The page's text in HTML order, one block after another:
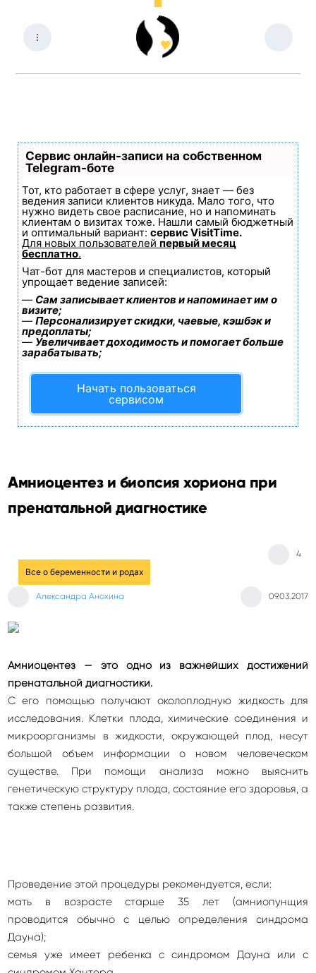
Сервис онлайн-записи на собственном
Telegram-боте
Тот, кто работает в сфере услуг, знает — без
ведения записи клиентов никуда. Мало того, что
нужно видеть свое расписание, но и напоминать
клиентам о визитах тоже. Нашли самый бюджетный
и оптимальный вариант: сервис VisitTime.
Для новых пользователей первый месяц
бесплатно.
Чат-бот для мастеров и специалистов, который
упрощает ведение записей:
— Сам записывает клиентов и напоминает им о
визите;
— Персонализирует скидки, чаевые, кэшбэк и
предоплаты;
— Увеличивает доходимость и помогает больше
зарабатывать;
Начать пользоваться
сервисом
Амниоцентез и биопсия хориона при
пренатальной диагностике
Все о беременности и родах
Александра Анохина 09.03.2017
4
Амниоцентез — это одно из важнейших достижений
пренатальной диагностики.
С его помощью получают околоплодную жидкость для
исследования. Клетки плода, химические соединения и
микроорганизмы в жидкости, окружающей плод, несут
большой объем информации о новом человеческом
существе. При помощи анализа можно выяснить
генетическую структуру плода, состояние его здоровья, а
также степень развития.
Проведение этой процедуры рекомендуется, если:
мать в возрасте старше 35 лет (амниопунщия
проводится обычно с целью определения синдрома
Дауна);
семья уже имеет ребенка с синдромом Дауна или с